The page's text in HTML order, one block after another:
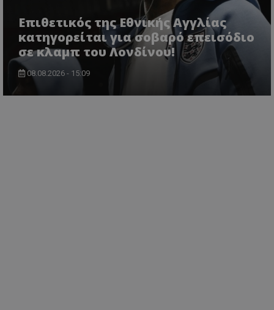
Επιθετικός της Εθνικής Αγγλίας
κατηγορείται για σοβαρό επεισόδιο
σε κλαμπ του Λονδίνου!
08.08.2026 - 15:09